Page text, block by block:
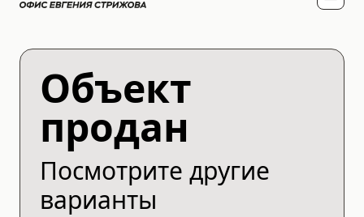
Объект
продан
Посмотрите другие
варианты